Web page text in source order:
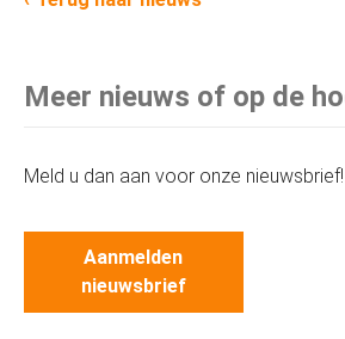
Meer nieuws of op de
Meld u dan aan voor onze nieuwsbrief!
Aanmelden
nieuwsbrief